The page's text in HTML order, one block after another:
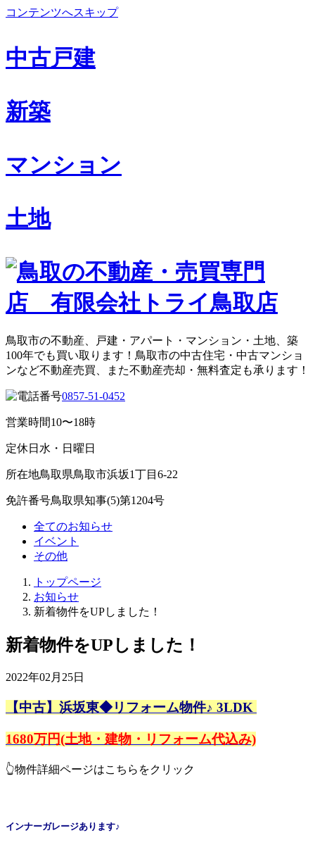
コンテンツへスキップ
中古戸建
新築
マンション
土地
鳥取市の不動産、戸建・アパート・マンション・土地、築
100年でも買い取ります！鳥取市の中古住宅・中古マンショ
ンなど不動産売買、また不動産売却・無料査定も承ります！
0857-51-0452
営業時間10〜18時
定休日 水・日曜日
所在地鳥取県鳥取市浜坂1丁目6-22
免許番号鳥取県知事(5)第1204号
全てのお知らせ
イベント
その他
トップページ
お知らせ
新着物件をUPしました！
新着物件をUPしました！
2022年02月25日
【中古】浜坂東◆リフォーム物件♪ 3LDK
1680万円(土地・建物・リフォーム代込み)
👆物件詳細ページはこちらをクリック
インナーガレージあります♪